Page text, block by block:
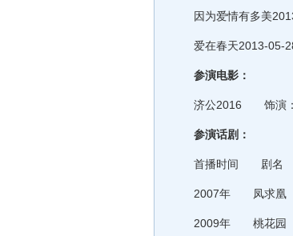
因为爱情有多美
爱在春天2013-05-
参演电影：
济公2016 饰演：白
参演话剧 ：
首播时间 剧名
2007年 凤求
2009年 桃花